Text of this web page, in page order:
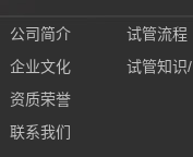
公司简介
企业文化
资质荣誉
联系我们
试管流程
试管知识/